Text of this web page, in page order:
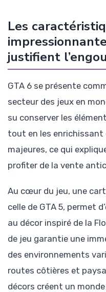
Les
justifient
GTA 6 se présente
secteur des jeux en
su conserver les
tout en les enrichissant
majeures, ce qui
profiter de la vente
Au cœur du jeu, une
celle de GTA 5, permet
au décor inspiré de la
de jeu garantie une
des environnements
routes côtières et
décors créent un